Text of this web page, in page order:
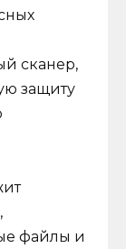
сканер,
защиту
файлы и